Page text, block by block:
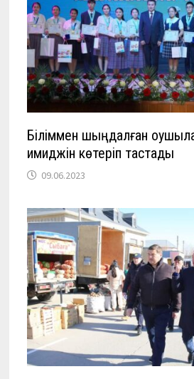
Біліммен шыңдалған
имиджін көтеріп тастады
09.06.2023